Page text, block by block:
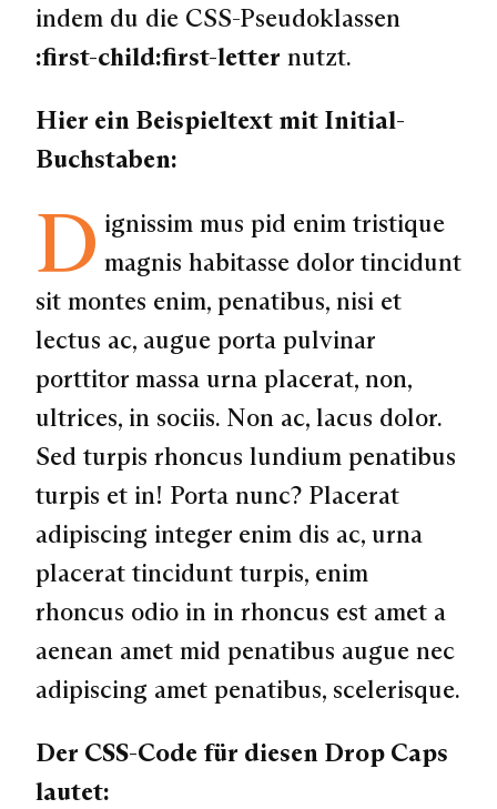
indem du die CSS-Pseudoklassen
:first-child:first-letter nutzt.
Hier ein Beispieltext mit Initial-
Buchstaben:
D ignissim mus pid enim tristique
magnis habitasse dolor tincidunt
sit montes enim, penatibus, nisi et
lectus ac, augue porta pulvinar
porttitor massa urna placerat, non,
ultrices, in sociis. Non ac, lacus dolor.
Sed turpis rhoncus lundium penatibus
turpis et in! Porta nunc? Placerat
adipiscing integer enim dis ac, urna
placerat tincidunt turpis, enim
rhoncus odio in in rhoncus est amet a
aenean amet mid penatibus augue nec
adipiscing amet penatibus, scelerisque.
Der CSS-Code für diesen Drop Caps
lautet: